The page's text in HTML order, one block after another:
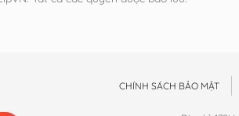
CHÍNH SÁCH BẢO MẬT